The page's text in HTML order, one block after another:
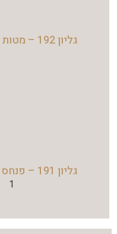
גליון 192 – מטות מסעי
גליון 191 – פנחס